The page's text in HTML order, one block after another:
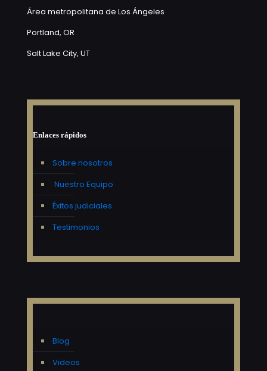
Área metropolitana de Los Ángeles
Portland, OR
Salt Lake City, UT
Enlaces rápidos
Sobre nosotros
Nuestro Equipo
Éxitos judiciales
Testimonios
Blog
Videos